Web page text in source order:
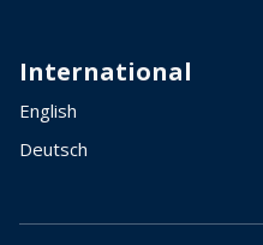
International
English
Deutsch